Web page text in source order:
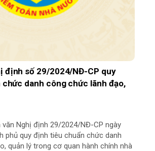
định số 29/2024/NĐ-CP quy
danh công chức lãnh đạo,
văn Nghị định 29/2024/NĐ-CP ngày
phủ quy định tiêu chuẩn chức danh
quản lý trong cơ quan hành chính nhà